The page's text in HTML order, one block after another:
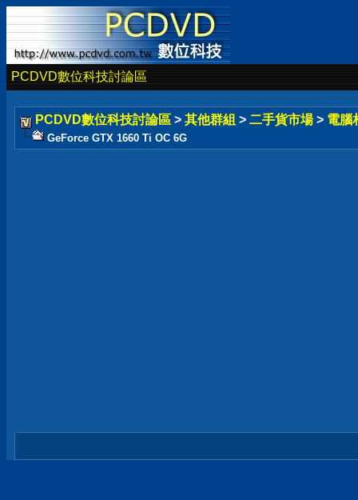
PCDVD數位科技討論區
PCDVD數位科技討論區 > 其他群組 > 二手貨市場 > 電腦
GeForce GTX 1660 Ti OC 6G